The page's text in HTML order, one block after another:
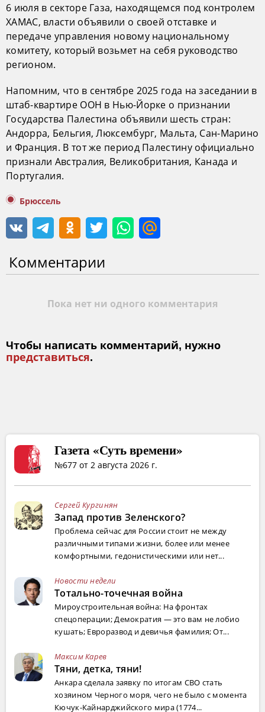
6 июля в секторе Газа, находящемся под контролем
ХАМАС, власти объявили о своей отставке и
передаче управления новому национальному
комитету, который возьмет на себя руководство
регионом.
Напомним, что в сентябре 2025 года на заседании в
штаб-квартире ООН в Нью-Йорке о признании
Государства Палестина объявили шесть стран:
Андорра, Бельгия, Люксембург, Мальта, Сан-Марино
и Франция. В тот же период Палестину официально
признали Австралия, Великобритания, Канада и
Португалия.
Брюссель
Комментарии
Пока нет ни одного комментария
Чтобы написать комментарий, нужно
представиться.
Газета «Суть времени»
№677 от 2 августа 2026 г.
Сергей Кургинян
Запад против Зеленского?
Проблема сейчас для России стоит не между
различными типами жизни, более или менее
комфортными, гедонистическими или нет...
Новости недели
Тотально-точечная война
Мироустроительная война: На фронтах
спецоперации; Демократия — это вам не лобио
кушать; Евроразвод и девичья фамилия; От...
Максим Карев
Тяни, детка, тяни!
Анкара сделала заявку по итогам СВО стать
хозяином Черного моря, чего не было с момента
Кючук-Кайнарджийского мира (1774...